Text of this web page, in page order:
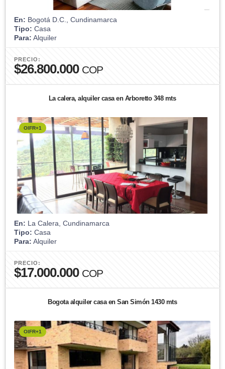
En: Bogotá D.C., Cundinamarca
Tipo: Casa
Para: Alquiler
PRECIO:
$26.800.000 COP
La calera, alquiler casa en Arboretto 348 mts
OIFR+1
En: La Calera, Cundinamarca
Tipo: Casa
Para: Alquiler
PRECIO:
$17.000.000 COP
Bogota alquiler casa en San Simón 1430 mts
OIFR+1